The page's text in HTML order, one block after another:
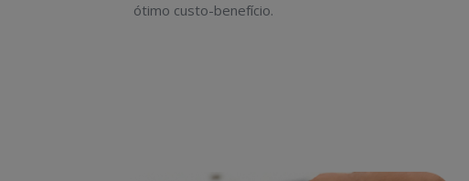
ótimo custo-benefício.